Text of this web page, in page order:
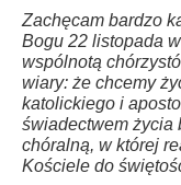
Zachęcam bardzo
Bogu 22 listopada
wspólnotą
wiary: że chcemy
katolickiego i
świadectwem życia
chóralną, w której
Kościele do